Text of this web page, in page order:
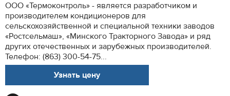
ООО «Термоконтроль» - является разработчиком и
производителем кондиционеров для
сельскохозяйственной и специальной техники заводов
«Ростсельмаш», «Минского Тракторного Завода» и ряд
других отечественных и зарубежных производителей.
Телефон: (863) 300-54-75...
Узнать цену